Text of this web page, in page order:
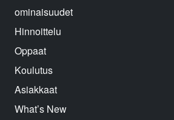
ominaisuudet
Hinnoittelu
Oppaat
Koulutus
Asiakkaat
What’s New